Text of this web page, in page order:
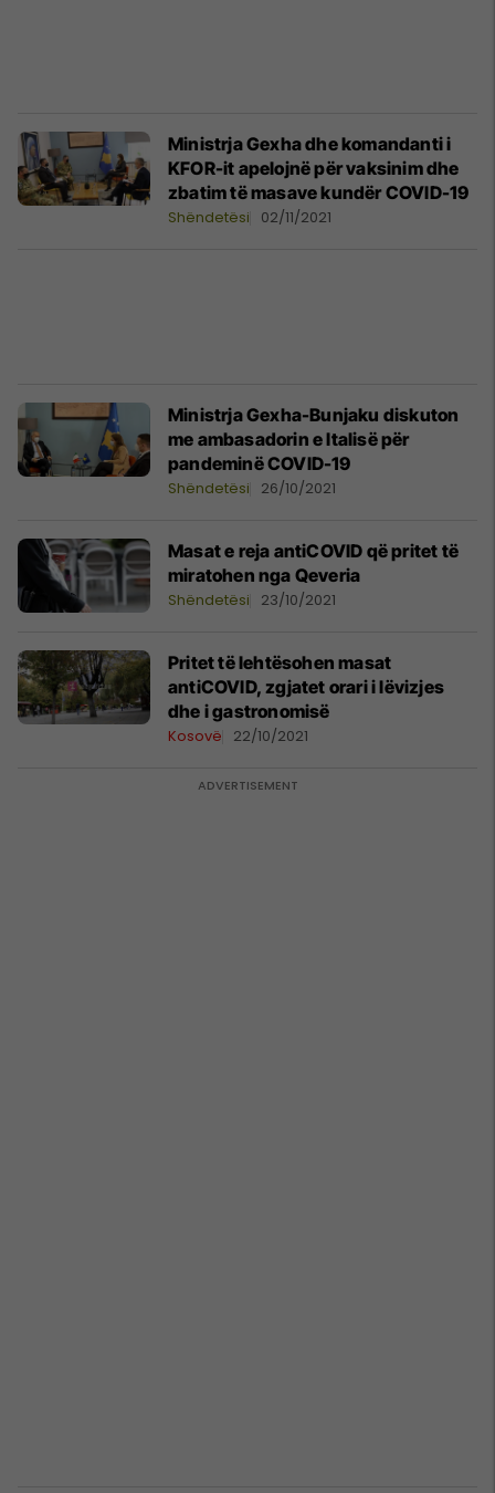
Ministrja Gexha dhe komandanti i
KFOR-it apelojnë për vaksinim dhe
zbatim të masave kundër COVID-19
Shëndetësi 02/11/2021
Ministrja Gexha-Bunjaku diskuton
me ambasadorin e Italisë për
pandeminë COVID-19
Shëndetësi 26/10/2021
Masat e reja antiCOVID që pritet të
miratohen nga Qeveria
Shëndetësi 23/10/2021
Pritet të lehtësohen masat
antiCOVID, zgjatet orari i lëvizjes
dhe i gastronomisë
Kosovë 22/10/2021